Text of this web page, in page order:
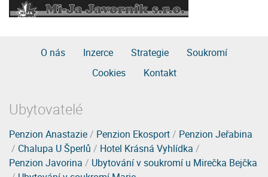
O nás Inzerce Strategie
Soukromí
Cookies
Kontakt
Ubytovatelé
Penzion Anastazie/ Penzion Ekosport/ Penzion Jeřabina
/ Chalupa U Šperlů / Hotel Krásná Vyhlídka /
Penzion Javorina / Ubytování v soukromí u Mirečka Bejčka